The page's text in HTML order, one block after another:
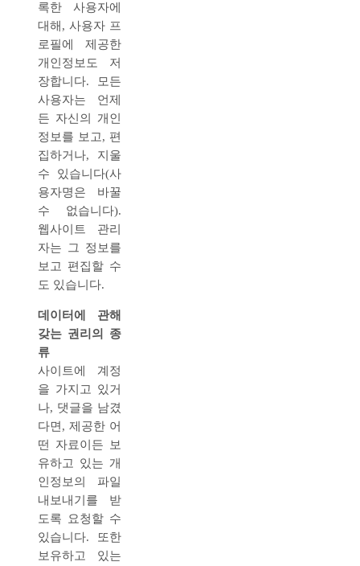
록한 사용자에
대해, 사용자 프
로필에 제공한
개인정보도 저
장합니다. 모든
사용자는 언제
든 자신의 개인
정보를 보고, 편
집하거나, 지울
수 있습니다(사
용자명은 바꿀
수 없습니다).
웹사이트 관리
자는 그 정보를
보고 편집할 수
도 있습니다.
데이터에 관해
갖는 권리의 종
류
사이트에 계정
을 가지고 있거
나, 댓글을 남겼
다면, 제공한 어
떤 자료이든 보
유하고 있는 개
인정보의 파일
내보내기를 받
도록 요청할 수
있습니다. 또한
보유하고 있는